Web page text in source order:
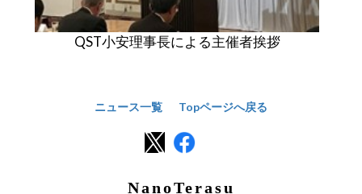
QST小安理事長による主催者挨拶
ニュース一覧 Topページへ戻る
NanoTerasu